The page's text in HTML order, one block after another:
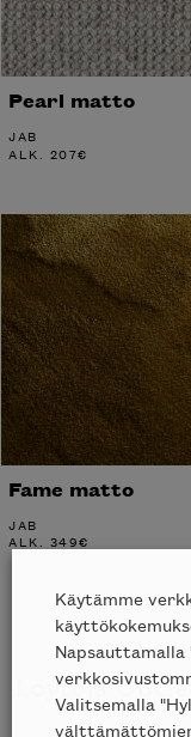
Pearl matto
JAB
ALK. 207€
Fame matto
JAB
ALK. 349€
Löytöjä
Käytämme
Napsauttamalla
Valitsemalla